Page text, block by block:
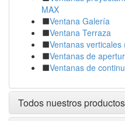
MAX
Ventana Galería
Ventana Terraza
Ventanas verticales
Ventanas de
Ventanas de
Todos nuestros productos